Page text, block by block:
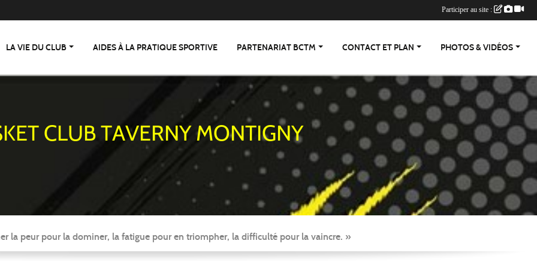
LA VIE DU CLUB AIDES À LA PRATIQUE SPORTIVE PARTENARIAT BCTM CONTACT ET PLAN PHOTOS & VIDÉOS
CLUB TAVERNY MONTIGNY
la peur pour la dominer, la fatigue pour en triompher, la difficulté pour la vaincre. »
Participer au site :